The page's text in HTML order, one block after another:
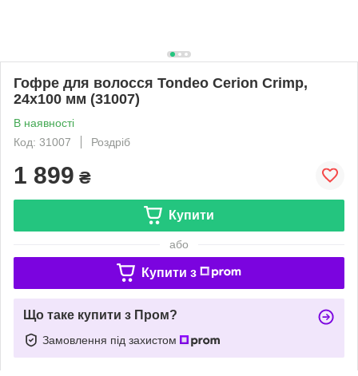
Гофре для волосся Tondeo Cerion Crimp,
24х100 мм (31007)
В наявності
Код: 31007
Роздріб
1 899 ₴
Купити
або
Купити з
Що таке купити з Пром?
Замовлення під захистом